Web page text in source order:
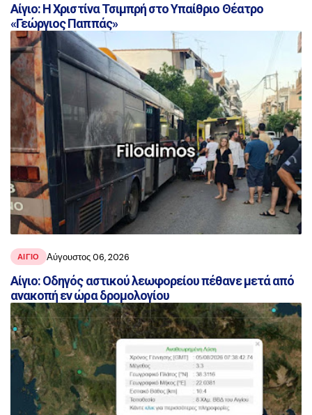
Αίγιο: Η Χριστίνα Τσιμπρή στο Υπαίθριο Θέατρο
«Γεώργιος Παππάς»
ΑΙΓΙΟ Αύγουστος 06, 2026
Αίγιο: Οδηγός αστικού λεωφορείου πέθανε μετά από
ανακοπή εν ώρα δρομολογίου